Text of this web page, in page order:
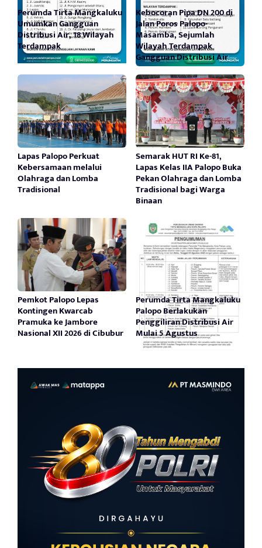
Perumda Tirta Mangkaluku
Umumkan Gangguan
Distribusi Air, 18 Wilayah
Terdampak
Kebocoran Pipa DN 200 di
Jalan Poros Palopo-
Masamba, Sejumlah
Wilayah Terdampak
Gangguan Distribusi Air
Lapas Palopo Perkuat
Kebersamaan melalui
Olahraga dan Lomba
Tradisional
Semarak HUT RI Ke-81,
Lapas Kelas IIA Palopo Buka
Pekan Olahraga dan Lomba
Tradisional bagi Warga
Binaan
Pemkot Palopo Lepas
Kontingen Kwarcab
Pramuka ke Jambore
Nasional XII 2026 di Cibubur
Perumda Tirta Mangkaluku
Palopo Berlakukan
Penggiliran Distribusi Air
Mulai 5 Agustus